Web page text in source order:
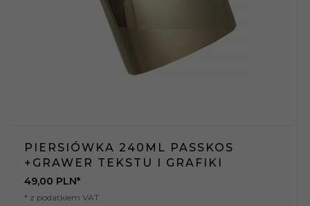
PIERSIÓWKA 240ML PASSKOS
+GRAWER TEKSTU I GRAFIKI
49,00 PLN*
* z podatkiem VAT